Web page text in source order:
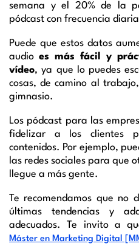
semana y el 20% de la
pódcast con frecuencia
Puede que estos datos
audio es más fácil y
vídeo, ya que lo puedes
cosas, de camino al
gimnasio.
Los pódcast para las
fidelizar a los clientes
contenidos. Por ejemplo,
las redes sociales para que
llegue a más gente.
Te recomendamos que no
últimas tendencias y
adecuados. Te invito a
Máster en Marketing Digital